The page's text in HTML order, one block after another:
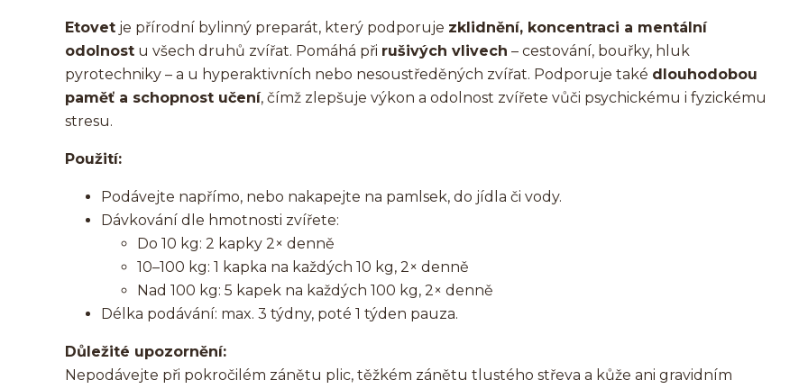
Etovet je přírodní bylinný preparát, který podporuje zklidnění, koncentraci a mentální
odolnost u všech druhů zvířat. Pomáhá při rušivých vlivech – cestování, bouřky, hluk
pyrotechniky – a u hyperaktivních nebo nesoustředěných zvířat. Podporuje také dlouhodobou
paměť a schopnost učení, čímž zlepšuje výkon a odolnost zvířete vůči psychickému i fyzickému
stresu.
Použití:
Podávejte napřímo, nebo nakapejte na pamlsek, do jídla či vody.
Dávkování dle hmotnosti zvířete:
Do 10 kg: 2 kapky 2× denně
10–100 kg: 1 kapka na každých 10 kg, 2× denně
Nad 100 kg: 5 kapek na každých 100 kg, 2× denně
Délka podávání: max. 3 týdny, poté 1 týden pauza.
Důležité upozornění:
Nepodávejte při pokročilém zánětu plic, těžkém zánětu tlustého střeva a kůže ani gravidním